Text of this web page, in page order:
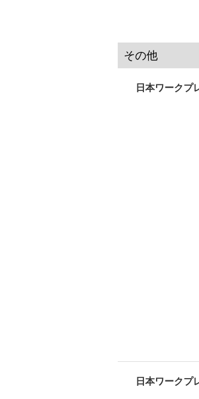
その他
日本ワークプ
日本ワークプ